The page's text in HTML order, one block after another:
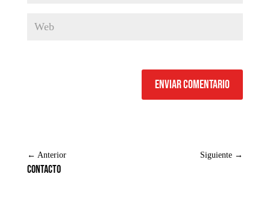
Enviar comentario
← Anterior Siguiente →
Contacto